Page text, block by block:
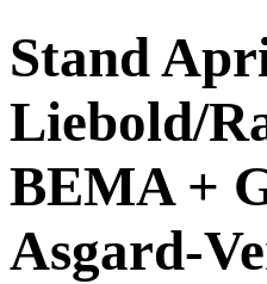
Stand
Liebold/
BEMA +
Asgard-